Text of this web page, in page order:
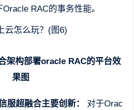
RAC的事务性能。
架构部署oracle RAC的平台效
果图
服超融合主要创新： 对于Orac